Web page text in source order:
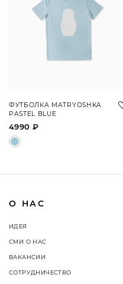
ФУТБОЛКА MATRYOSHKA
PASTEL BLUE
4990 ₽
О НАС
ИДЕЯ
СМИ О НАС
ВАКАНСИИ
СОТРУДНИЧЕСТВО